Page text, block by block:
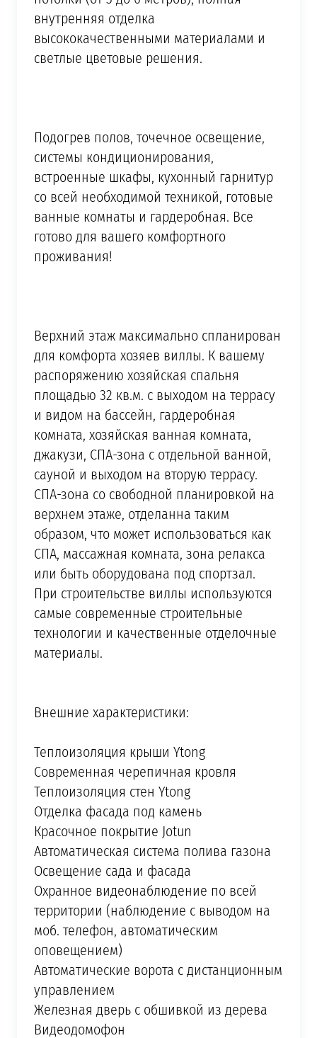
внутренняя отделка
высококачественными материалами и
светлые цветовые решения.
Подогрев полов, точечное освещение,
системы кондиционирования,
встроенные шкафы, кухонный гарнитур
со всей необходимой техникой, готовые
ванные комнаты и гардеробная. Все
готово для вашего комфортного
проживания!
Верхний этаж максимально спланирован
для комфорта хозяев виллы. К вашему
распоряжению хозяйская спальня
площадью 32 кв.м. с выходом на террасу
и видом на бассейн, гардеробная
комната, хозяйская ванная комната,
джакузи, СПА-зона с отдельной ванной,
сауной и выходом на вторую террасу.
СПА-зона со свободной планировкой на
верхнем этаже, отделанна таким
образом, что может использоваться как
СПА, массажная комната, зона релакса
или быть оборудована под спортзал.
При строительстве виллы используются
самые современные строительные
технологии и качественные отделочные
материалы.
Внешние характеристики:
Теплоизоляция крыши Ytong
Современная черепичная кровля
Теплоизоляция стен Ytong
Отделка фасада под камень
Красочное покрытие Jotun
Автоматическая система полива газона
Освещение сада и фасада
Охранное видеонаблюдение по всей
территории (наблюдение с выводом на
моб. телефон, автоматическим
оповещением)
Автоматические ворота с дистанционным
управлением
Железная дверь с обшивкой из дерева
Видеодомофон